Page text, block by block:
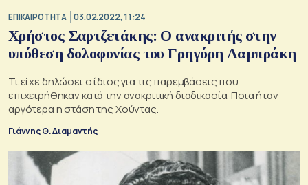
ΕΠΙΚΑΙΡΟΤΗΤΑ 03.02.2022, 11:24
Χρήστος Σαρτζετάκης: Ο ανακριτής στην
υπόθεση δολοφονίας του Γρηγόρη Λαμπράκη
Τι είχε δηλώσει ο ίδιος για τις παρεμβάσεις που
επιχειρήθηκαν κατά την ανακριτική διαδικασία. Ποια ήταν
αργότερα η στάση της Χούντας.
Γιάννης Θ. Διαμαντής